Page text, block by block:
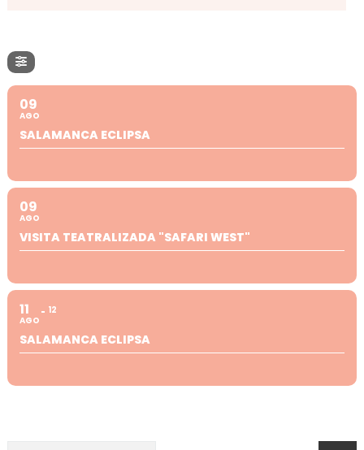
09
AGO
SALAMANCA ECLIPSA
09
AGO
VISITA TEATRALIZADA "SAFARI WEST"
11
AGO
12
SALAMANCA ECLIPSA